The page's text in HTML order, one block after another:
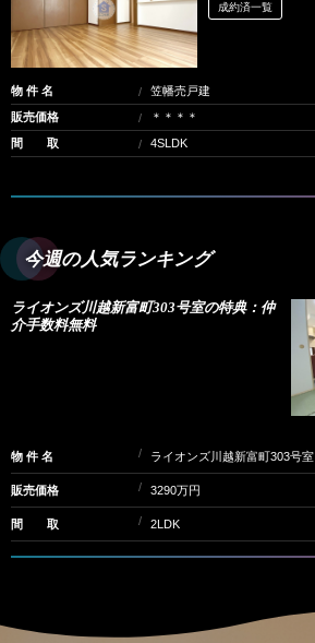
成約済一覧
物 件 名
笠幡売戸建
販売価格
＊＊＊＊
間 取
4SLDK
今週の人気ランキング
ライオンズ川越新富町303号室の特典：仲
介手数料無料
物 件 名 ライオンズ川越新富町303号室
販売価格 3290万円
間 取 2LDK